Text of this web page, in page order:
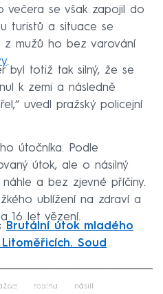
večera se však zapojil do
turistů a situace se
z mužů ho bez varování
.
byl totiž tak silný, že se
k zemi a následně
uvedl pražský policejní
útočníka. Podle
útok, ale o násilný
a bez zjevné příčiny.
ublížení na zdraví a
16 let vězení.
Brutální útok mladého
Soud
to fetch
rodina násilí